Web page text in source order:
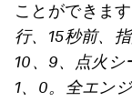
ことができます
行、 15秒前、
10、 9、点火シ
1、 0。全エン